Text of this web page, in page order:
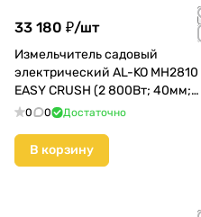
33 180 ₽/шт
Измельчитель садовый
электрический AL-KO MH2810
EASY CRUSH (2 800Вт; 40мм;
48л; 25кг) (113872)
0 0 Достаточно
В корзину